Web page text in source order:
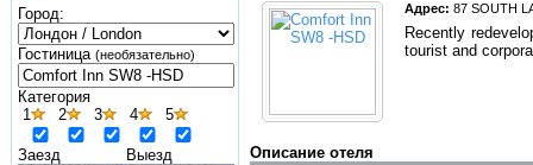
Город:
Гостиница (необязательно)
Категория
1
2 3 4 5
Заезд Выезд
Адрес: 87 SOUTH
Recently
tourist and
Описание отеля